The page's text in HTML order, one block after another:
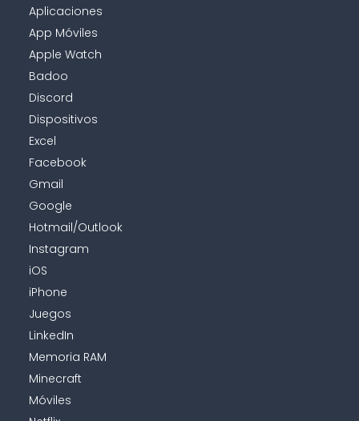
Aplicaciones
App Móviles
Apple Watch
Badoo
Discord
Dispositivos
Excel
Facebook
Gmail
Google
Hotmail/Outlook
Instagram
iOS
iPhone
Juegos
LinkedIn
Memoria RAM
Minecraft
Móviles